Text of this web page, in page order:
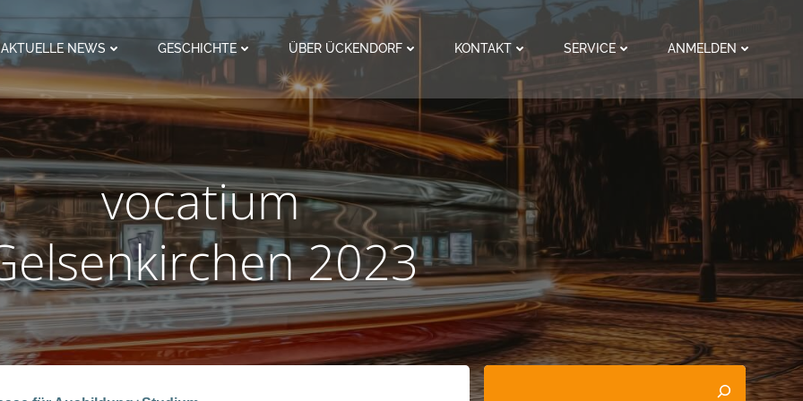
AKTUELLE NEWS GESCHICHTE ÜBER ÜCKENDORF KONTAKT SERVICE ANMELDEN
vocatium
2023
Suchen